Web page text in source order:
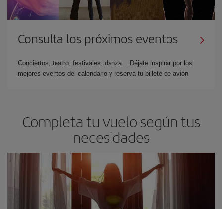
Consulta los próximos eventos
Conciertos, teatro, festivales, danza... Déjate inspirar por los
mejores eventos del calendario y reserva tu billete de avión
Completa tu vuelo según tus
necesidades